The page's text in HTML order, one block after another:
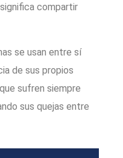
compartir
se usan entre sí
de sus propios
sufren siempre
sus quejas entre